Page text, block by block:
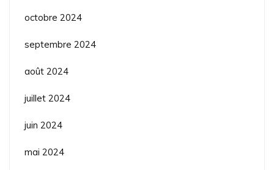
octobre 2024
septembre 2024
août 2024
juillet 2024
juin 2024
mai 2024